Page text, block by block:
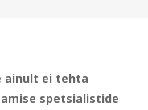
ainult ei tehta
spetsialistide